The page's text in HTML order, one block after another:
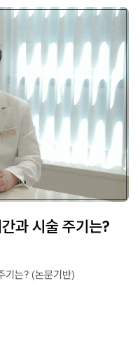
과 시술 주기는?
는? (논문기반)